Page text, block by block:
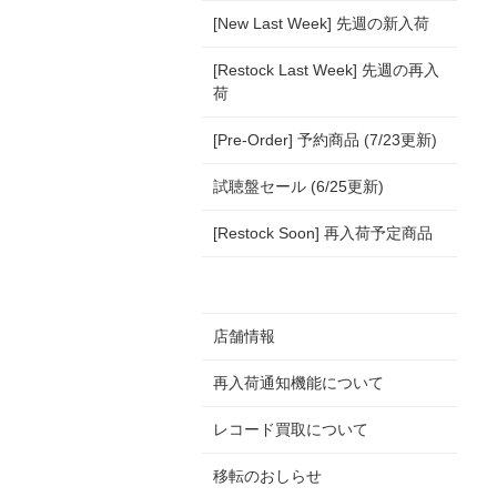
[New Last Week] 先週の新入荷
[Restock Last Week] 先週の再入
荷
[Pre-Order] 予約商品 (7/23更新)
試聴盤セール (6/25更新)
[Restock Soon] 再入荷予定商品
店舗情報
再入荷通知機能について
レコード買取について
移転のおしらせ